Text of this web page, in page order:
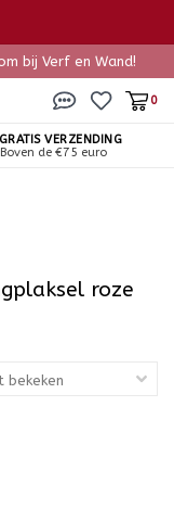
bij Verf en Wand!
0
GRATIS VERZENDING
Boven de €75 euro
roze